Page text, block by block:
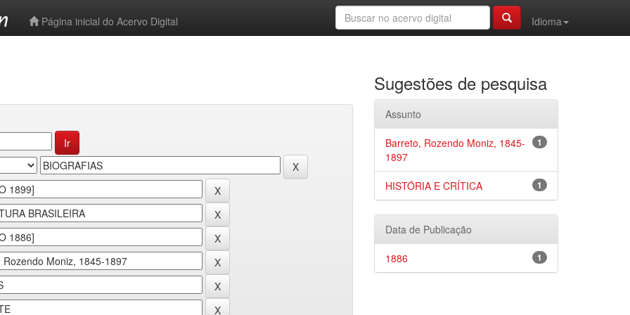
Página inicial do Acervo Digital
Idioma
Sugestões de pesquisa
Assunto
1
Barreto, Rozendo Moniz, 1845-
1897
1
HISTÓRIA E CRÍTICA
Data de Publicação
1
1886